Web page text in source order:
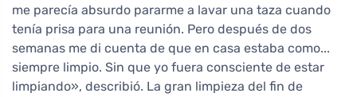
me parecía absurdo pararme a lavar una taza cuando
tenía prisa para una reunión. Pero después de dos
semanas me di cuenta de que en casa estaba como...
siempre limpio. Sin que yo fuera consciente de estar
limpiando», describió. La gran limpieza del fin de